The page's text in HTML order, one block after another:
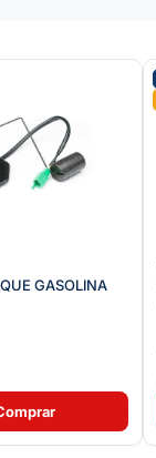
GASOLINA